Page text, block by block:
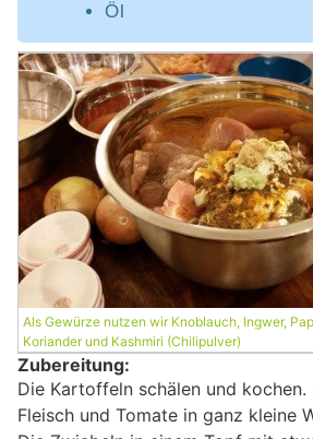
Öl
Als Gewürze nutzen wir Knoblauch, Ingwer,
Koriander und Kashmiri (Chilipulver)
Zubereitung:
Die Kartoffeln schälen und kochen.
Fleisch und Tomate in ganz kleine